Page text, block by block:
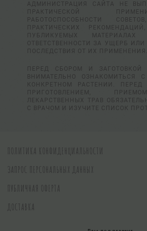
АДМИНИСТРАЦИЯ САЙТА НЕ
ПРАКТИЧЕСКОЙ
РАБОТОСПОСОБНОСТИ
ПРАКТИЧЕСКИХ
ПУБЛИКУЕМЫХ
ОТВЕТСТВЕННОСТИ ЗА УЩЕРБ
ПОСЛЕДСТВИЯ ОТ ИХ ПРИМЕНЕНИЯ.
ПЕРЕД СБОРОМ И ЗАГОТОВКОЙ
ВНИМАТЕЛЬНО ОЗНАКОМИТЬСЯ
КОНКРЕТНОМ РАСТЕНИИ. ПЕРЕД
ПРИГОТОВЛЕНИЕМ,
ЛЕКАРСТВЕННЫХ ТРАВ
С ВРАЧОМ И ИЗУЧИТЕ СПИСОК
ПОЛИТИКА КОНФИДЕНЦИАЛЬНОСТИ
ЗАПРОС ПЕРСОНАЛЬНЫХ ДАННЫХ
ПУБЛИЧНАЯ ОФЕРТА
ДОСТАВКА